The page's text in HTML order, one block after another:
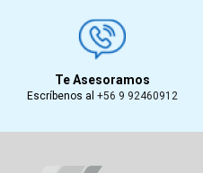
Te Asesoramos
Escríbenos al +56 9 92460912